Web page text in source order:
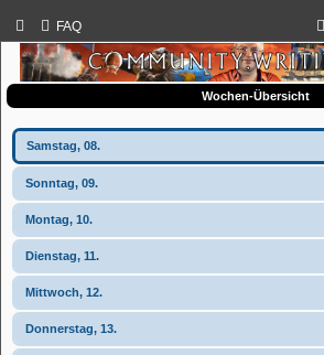
FAQ
Wochen-Übersicht
Samstag, 08.
Sonntag, 09.
Montag, 10.
Dienstag, 11.
Mittwoch, 12.
Donnerstag, 13.